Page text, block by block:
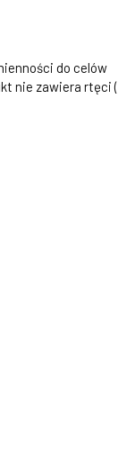
do celów
nie zawiera rtęci (